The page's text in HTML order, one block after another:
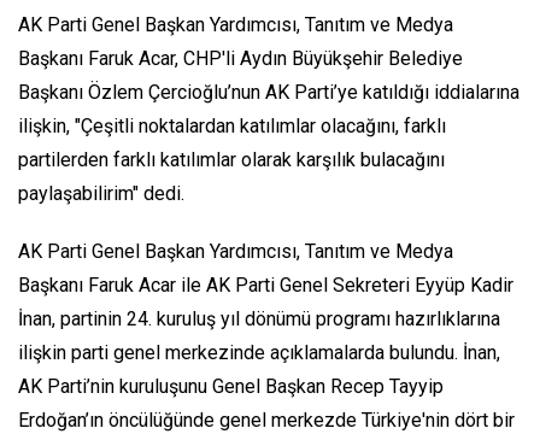
AK Parti Genel Başkan Yardımcısı, Tanıtım ve Medya
Başkanı Faruk Acar, CHP'li Aydın Büyükşehir Belediye
Başkanı Özlem Çercioğlu’nun AK Parti’ye katıldığı iddialarına
ilişkin, "Çeşitli noktalardan katılımlar olacağını, farklı
partilerden farklı katılımlar olarak karşılık bulacağını
paylaşabilirim" dedi.
AK Parti Genel Başkan Yardımcısı, Tanıtım ve Medya
Başkanı Faruk Acar ile AK Parti Genel Sekreteri Eyyüp Kadir
İnan, partinin 24. kuruluş yıl dönümü programı hazırlıklarına
ilişkin parti genel merkezinde açıklamalarda bulundu. İnan,
AK Parti’nin kuruluşunu Genel Başkan Recep Tayyip
Erdoğan’ın öncülüğünde genel merkezde Türkiye'nin dört bir